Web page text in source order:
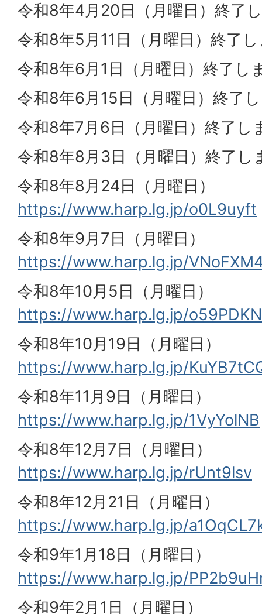
令和8年4月20日（月曜日）終了
令和8年5月11日（月曜日）終了
令和8年6月1日（月曜日）終了し
令和8年6月15日（月曜日）終了
令和8年7月6日（月曜日）終了し
令和8年8月3日（月曜日）終了し
令和8年8月24日（月曜日）
https://www.harp.lg.jp/o0L9uyft
令和8年9月7日（月曜日）
https://www.harp.lg.jp/
令和8年10月5日（月曜日）
https://www.harp.lg.jp/
令和8年10月19日（月曜日）
https://www.harp.lg.jp/
令和8年11月9日（月曜日）
https://www.harp.lg.jp/1VyYolNB
令和8年12月7日（月曜日）
https://www.harp.lg.jp/rUnt9lsv
令和8年12月21日（月曜日）
https://www.harp.lg.jp/
令和9年1月18日（月曜日）
https://www.harp.lg.jp/
令和9年2月1日（月曜日）